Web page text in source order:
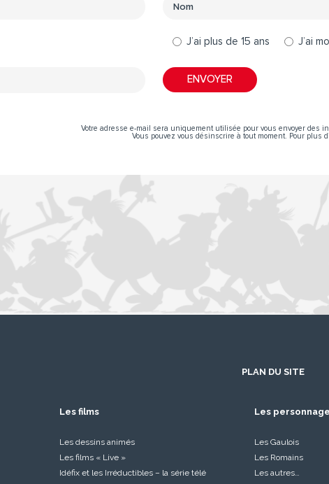
J’ai plus de 15 ans J’ai
Votre adresse e-mail sera uniquement utilisée pour vous envoyer des
Vous pouvez vous désinscrire à tout moment. Pour plus
PLAN DU SITE
Les films
Les dessins animés
Les films « Live »
Idéfix et les Irréductibles – la série télé
Les
Les Gaulois
Les Romains
Les autres…